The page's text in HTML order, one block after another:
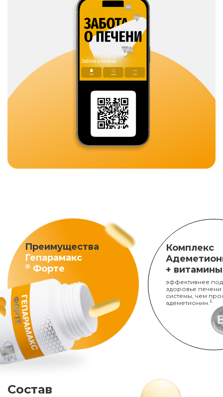
Преимущества
Гепарамакс
® Форте
Комплекс
+
эффективнее
здоровье печени
системы, чем
адеметионин. 5
Состав